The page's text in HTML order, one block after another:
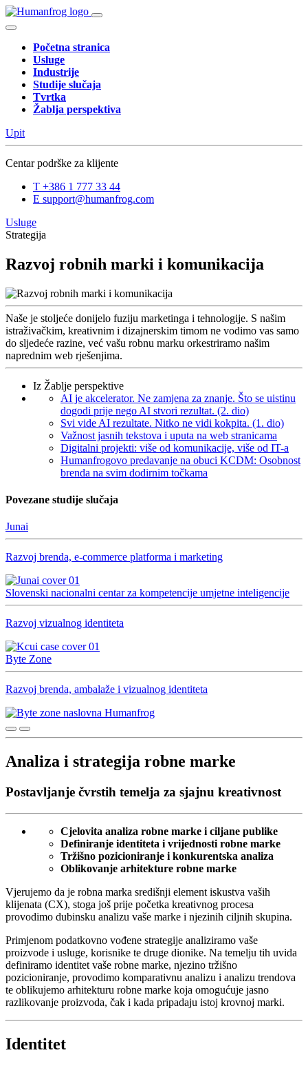
Početna stranica
Usluge
Industrije
Studije slučaja
Tvrtka
Žablja perspektiva
Upit
Centar podrške za klijente
T +386 1 777 33 44
E support@humanfrog.com
Usluge
Strategija
Razvoj robnih marki i komunikacija
Naše je stoljeće donijelo fuziju marketinga i tehnologije. S našim
istraživačkim, kreativnim i dizajnerskim timom ne vodimo vas samo
do sljedeće razine, već vašu robnu marku orkestriramo našim
naprednim web rješenjima.
Iz Žablje perspektive
AI je akcelerator. Ne zamjena za znanje. Što se uistinu
dogodi prije nego AI stvori rezultat. (2. dio)
Svi vide AI rezultate. Nitko ne vidi kokpita. (1. dio)
Važnost jasnih tekstova i uputa na web stranicama
Digitalni projekti: više od komunikacije, više od IT-a
Humanfrogovo predavanje na obuci KCDM: Osobnost
brenda na svim dodirnim točkama
Povezane studije slučaja
Junai
Razvoj brenda, e-commerce platforma i marketing
Slovenski nacionalni centar za kompetencije umjetne inteligencije
Razvoj vizualnog identiteta
Byte Zone
Razvoj brenda, ambalaže i vizualnog identiteta
Analiza i strategija robne marke
Postavljanje čvrstih temelja za sjajnu kreativnost
Cjelovita analiza robne marke i ciljane publike
Definiranje identiteta i vrijednosti robne marke
Tržišno pozicioniranje i konkurentska analiza
Oblikovanje arhitekture robne marke
Vjerujemo da je robna marka središnji element iskustva vaših
klijenata (CX), stoga još prije početka kreativnog procesa
provodimo dubinsku analizu vaše marke i njezinih ciljnih skupina.
Primjenom podatkovno vođene strategije analiziramo vaše
proizvode i usluge, korisnike te druge dionike. Na temelju tih uvida
definiramo identitet vaše robne marke, njezino tržišno
pozicioniranje, provodimo komparativnu analizu i analizu trendova
te oblikujemo arhitekturu robne marke koja omogućuje jasno
razlikovanje proizvoda, čak i kada pripadaju istoj krovnoj marki.
Identitet